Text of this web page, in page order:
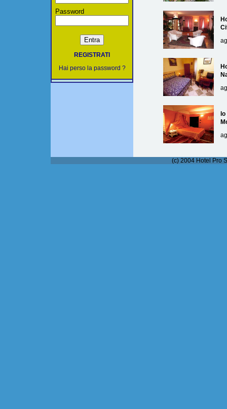
Password
REGISTRATI
Hai perso la password ?
(c) 2004 Hotel Pro